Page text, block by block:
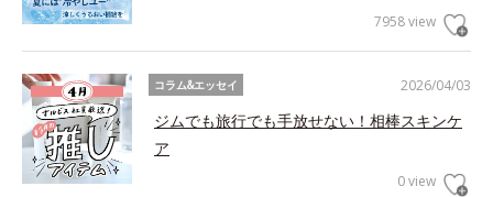
7958 view
2026/04/03
コラム&エッセイ
ジムでも旅行でも手放せない！相棒スキンケ
ア
0 view